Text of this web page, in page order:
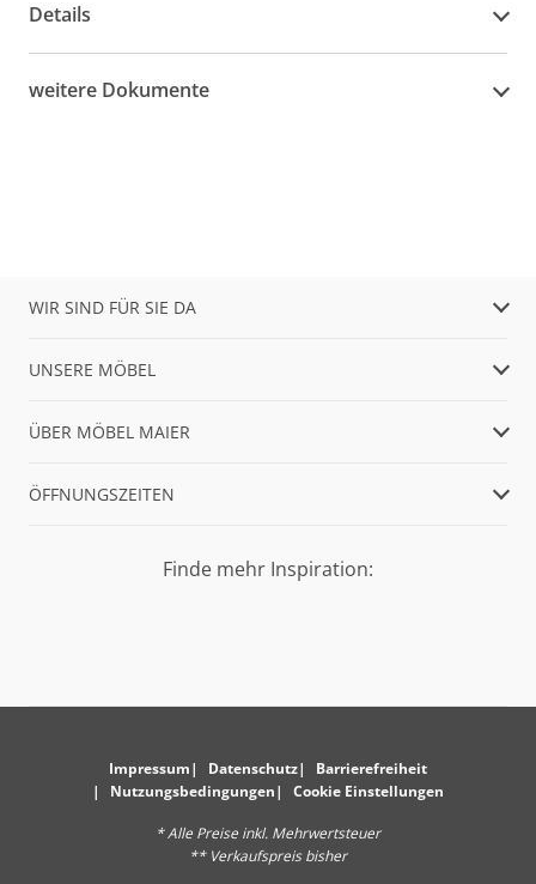
Details
weitere Dokumente
WIR SIND FÜR SIE DA
UNSERE MÖBEL
ÜBER MÖBEL MAIER
ÖFFNUNGSZEITEN
Finde mehr Inspiration:
Impressum Datenschutz
Barrierefreiheit
Nutzungsbedingungen
Cookie Einstellungen
* Alle Preise inkl. Mehrwertsteuer
** Verkaufspreis bisher